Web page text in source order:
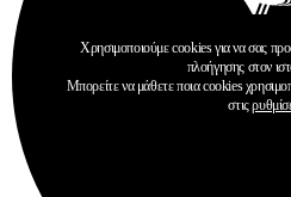
Χρησιμοποιούμε cookies για να σας
πλοήγησης στον
Μπορείτε να μάθετε ποια cookies
στις